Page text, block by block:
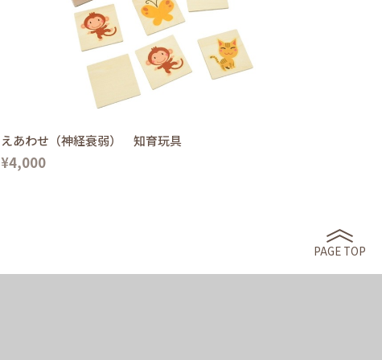
えあわせ（神経衰弱） 知育玩具
¥4,000
PAGE TOP